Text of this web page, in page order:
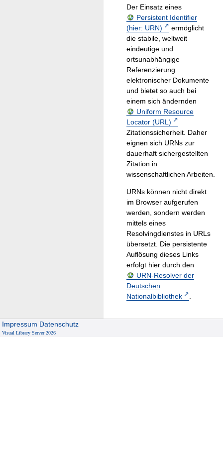
Der Einsatz eines
Persistent Identifier
(hier: URN)
ermöglicht
die stabile, weltweit
eindeutige und
ortsunabhängige
Referenzierung
elektronischer Dokumente
und bietet so auch bei
einem sich ändernden
Uniform Resource
Locator (URL)
Zitationssicherheit. Daher
eignen sich URNs zur
dauerhaft sichergestellten
Zitation in
wissenschaftlichen Arbeiten.
URNs können nicht direkt
im Browser aufgerufen
werden, sondern werden
mittels eines
Resolvingdienstes in URLs
übersetzt. Die persistente
Auflösung dieses Links
erfolgt hier durch den
URN-Resolver der
Deutschen
Nationalbibliothek
.
Impressum Datenschutz
Visual Library Server 2026